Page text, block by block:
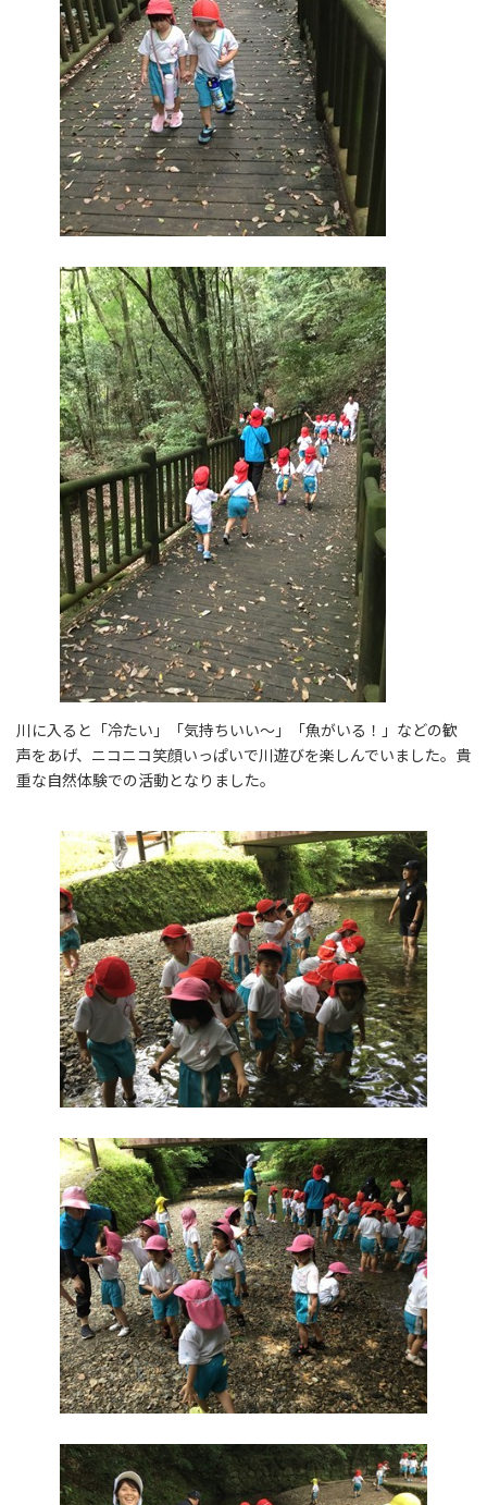
川に入ると「冷たい」「気持ちいい～」「魚がいる！」などの歓
声をあげ、ニコニコ笑顔いっぱいで川遊びを楽しんでいました。貴
重な自然体験での活動となりました。